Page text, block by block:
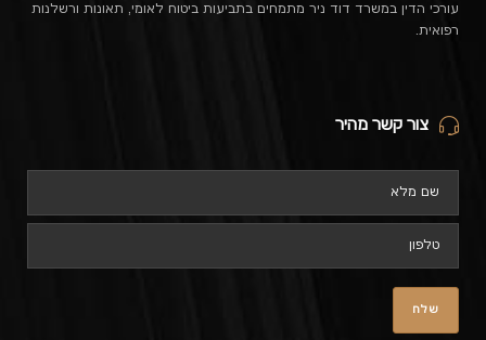
עורכי הדין במשרד דוד ניר מתמחים בתביעות ביטוח לאומי, תאונות ורשלנות
רפואית.
צור קשר מהיר